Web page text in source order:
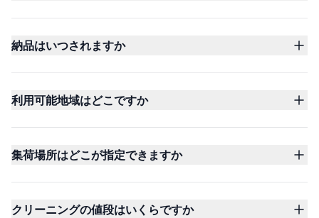
納品はいつされますか
利用可能地域はどこですか
集荷場所はどこが指定できますか
クリーニングの値段はいくらですか